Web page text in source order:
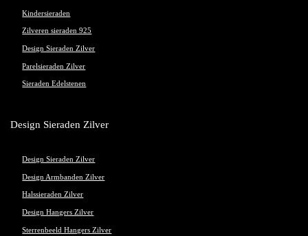
Kindersieraden
Zilveren sieraden 925
Design Sieraden Zilver
Parelsieraden Zilver
Sieraden Edelstenen
Design Sieraden Zilver
Design Sieraden Zilver
Design Armbanden Zilver
Halssieraden Zilver
Design Hangers Zilver
Sterrenbeeld Hangers Zilver